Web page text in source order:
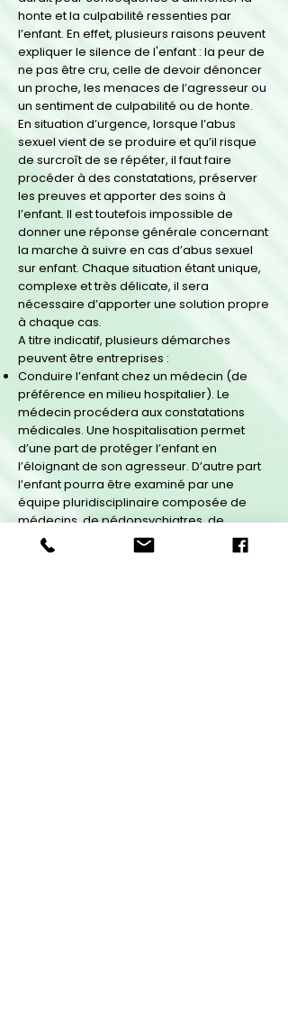
honte et la culpabilité ressenties par
l’enfant. En effet, plusieurs raisons peuvent
expliquer le silence de l'enfant : la peur de
ne pas être cru, celle de devoir dénoncer
un proche, les menaces de l’agresseur ou
un sentiment de culpabilité ou de honte.
En situation d’urgence, lorsque l’abus
sexuel vient de se produire et qu’il risque
de surcroît de se répéter, il faut faire
procéder à des constatations, préserver
les preuves et apporter des soins à
l’enfant. Il est toutefois impossible de
donner une réponse générale concernant
la marche à suivre en cas d’abus sexuel
sur enfant. Chaque situation étant unique,
complexe et très délicate, il sera
nécessaire d’apporter une solution propre
à chaque cas.
A titre indicatif, plusieurs démarches
peuvent être entreprises :
Conduire l’enfant chez un médecin (de
préférence en milieu hospitalier). Le
médecin procédera aux constatations
médicales. Une hospitalisation permet
d’une part de protéger l’enfant en
l’éloignant de son agresseur. D’autre part
l’enfant pourra être examiné par une
équipe pluridisciplinaire composée de
médecins, de pédopsychiatres, de
travailleurs sociaux.
Alerter les services de police et de